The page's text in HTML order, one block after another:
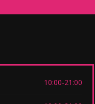
10:00-21:00